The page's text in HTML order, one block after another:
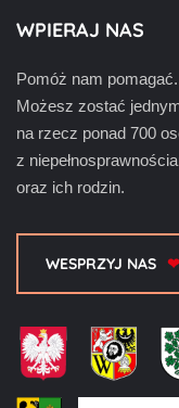
WPIERAJ NAS
Pomóż nam pomagać.
Możesz zostać
na rzecz ponad 700
z
oraz ich rodzin.
WESPRZYJ NAS